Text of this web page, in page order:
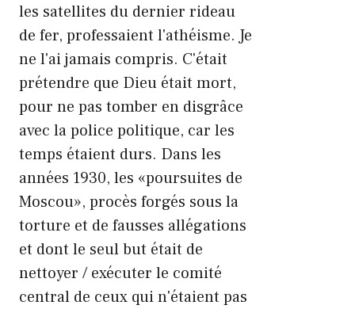
les satellites du dernier rideau
de fer, professaient l'athéisme. Je
ne l'ai jamais compris. C'était
prétendre que Dieu était mort,
pour ne pas tomber en disgrâce
avec la police politique, car les
temps étaient durs. Dans les
années 1930, les «poursuites de
Moscou», procès forgés sous la
torture et de fausses allégations
et dont le seul but était de
nettoyer / exécuter le comité
central de ceux qui n'étaient pas